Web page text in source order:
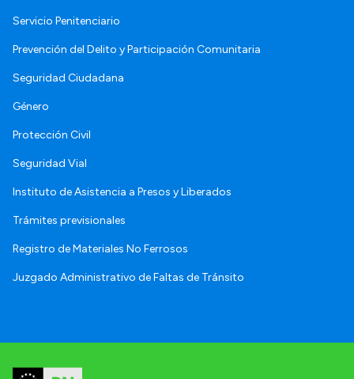
Servicio Penitenciario
Prevención del Delito y Participación Comunitaria
Seguridad Ciudadana
Género
Protección Civil
Seguridad Vial
Instituto de Asistencia a Presos y Liberados
Trámites previsionales
Registro de Materiales No Ferrosos
Juzgado Administrativo de Faltas de Tránsito